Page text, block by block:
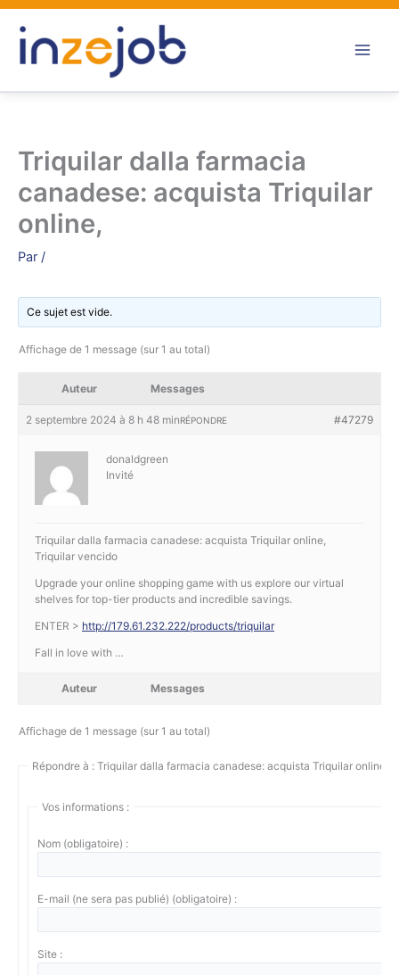
Aller
contenu
Triquilar dalla farmacia
canadese: acquista Triquilar
online,
Par /
Ce sujet est vide.
Affichage de 1 message (sur 1 au total)
Auteur Messages
2 septembre 2024 à 8 h 48 min #47279
RÉPONDRE
donaldgreen
Invité
Triquilar dalla farmacia canadese: acquista Triquilar online,
Triquilar vencido
Upgrade your online shopping game with us explore our virtual
shelves for top-tier products and incredible savings.
ENTER > http://179.61.232.222/products/triquilar
Fall in love with …
Auteur Messages
Affichage de 1 message (sur 1 au total)
Répondre à : Triquilar dalla farmacia canadese: acquista Triquilar online,
Vos informations :
Nom (obligatoire) :
E-mail (ne sera pas publié) (obligatoire) :
Site :